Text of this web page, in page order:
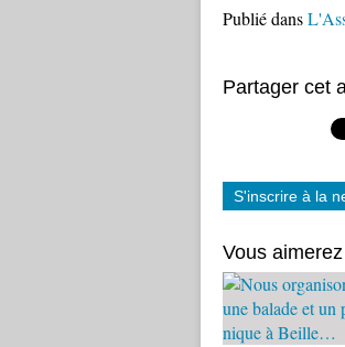
Publié dans
Partager cet
S'inscrire à la
Vous